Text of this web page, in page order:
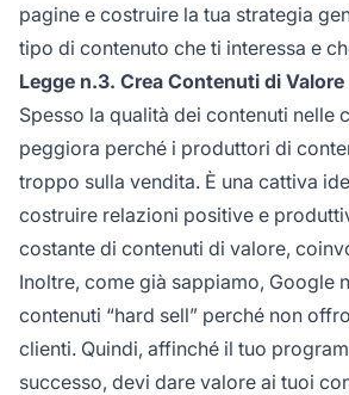
pagine e costruire la tua strategia
tipo di contenuto che ti interessa e
Legge n.3. Crea Contenuti di Valore
Spesso la qualità dei contenuti nelle
peggiora perché i produttori di
troppo sulla vendita. È una cattiva
costruire relazioni positive e
costante di contenuti di valore,
Inoltre, come già sappiamo, Google
contenuti “hard sell” perché non
clienti. Quindi, affinché il tuo
successo, devi dare valore ai tuoi